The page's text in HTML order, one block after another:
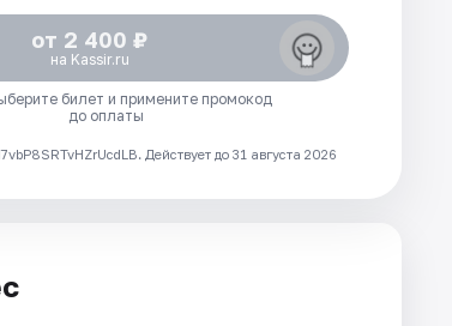
от 2 400 ₽
на Kassir.ru
билет и примените промокод
до оплаты
Действует до 31 августа 2026